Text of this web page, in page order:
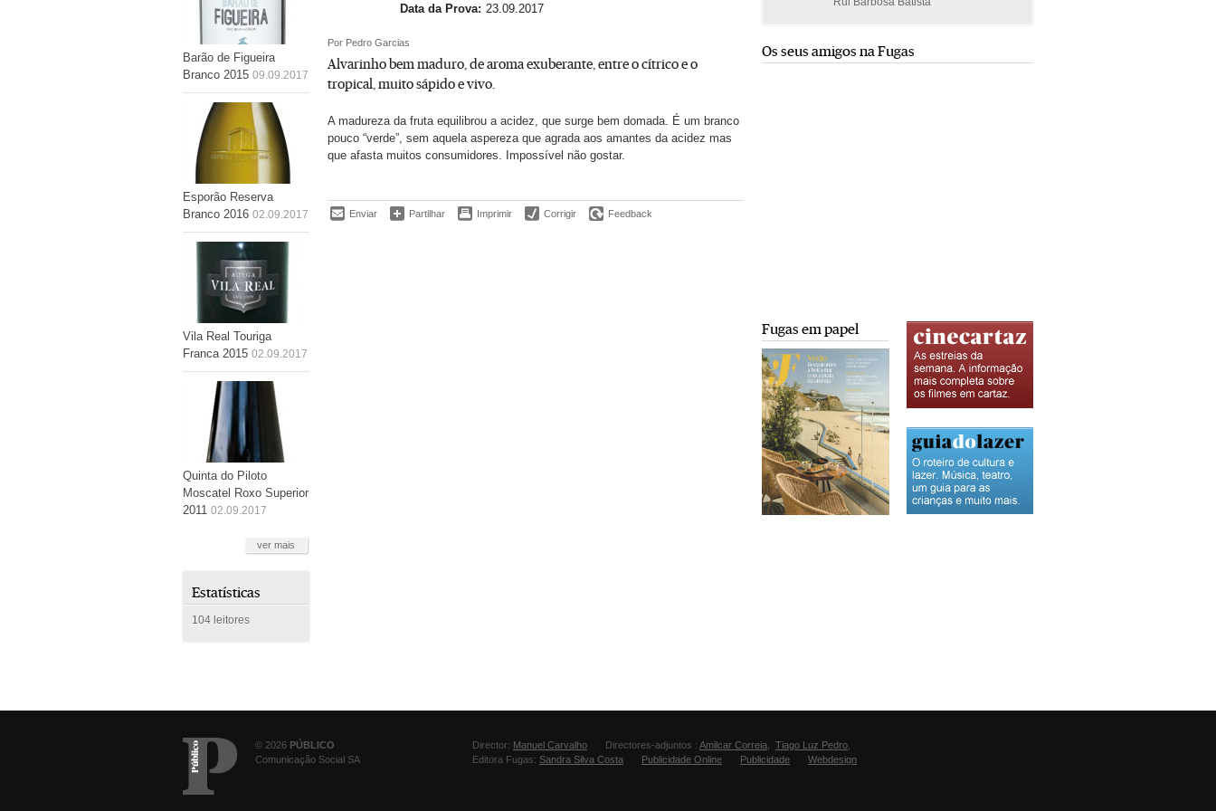
Barão de Figueira
Branco 2015 09.09.2017
Esporão Reserva
Branco 2016 02.09.2017
Vila Real Touriga
Franca 2015 02.09.2017
Quinta do Piloto
Moscatel Roxo Superior
2011 02.09.2017
ver mais
Estatísticas
104 leitores
Data da Prova: 23.09.2017
Por Pedro Garcias
Alvarinho bem maduro, de aroma exuberante, entre o cítrico e o
tropical, muito sápido e vivo.
A madureza da fruta equilibrou a acidez, que surge bem domada. É um branco
pouco “verde”, sem aquela aspereza que agrada aos amantes da acidez mas
que afasta muitos consumidores. Impossível não gostar.
Enviar Partilhar Imprimir Corrigir Feedback
Os seus amigos na Fugas
Fugas em papel
© 2026 PÚBLICO
Comunicação Social SA
Director: Manuel Carvalho Directores-adjuntos : Amilcar Correia Tiago Luz Pedro
Editora Fugas: Sandra Silva Costa Publicidade Online Publicidade Webdesign